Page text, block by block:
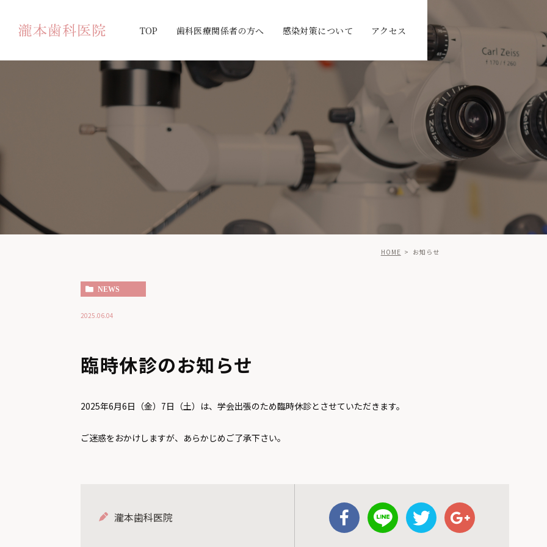
TOP 歯科医療関係者の方へ 感染対策について アクセス
HOME お知らせ
NEWS
2025.06.04
臨時休診のお知らせ
2025年6月6日（金）7日（土）は、学会出張のため臨時休診とさせていただきます。
ご迷惑をおかけしますが、あらかじめご了承下さい。
瀧本歯科医院